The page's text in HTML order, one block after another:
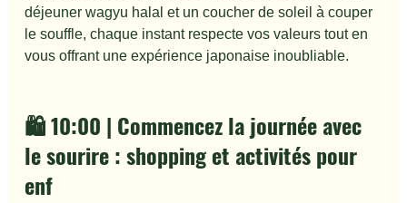
déjeuner wagyu halal et un coucher de soleil à couper
le souffle, chaque instant respecte vos valeurs tout en
vous offrant une expérience japonaise inoubliable.
🛍️ 10:00 | Commencez la journée avec
le sourire : shopping et activités pour
enf